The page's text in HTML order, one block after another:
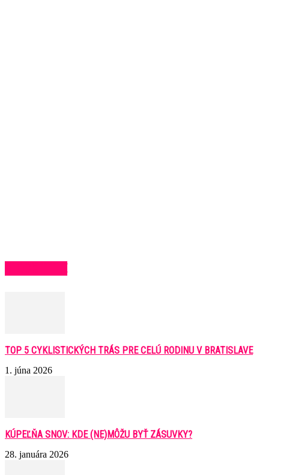
TOP 5 CYKLISTICKÝCH TRÁS PRE CELÚ RODINU V BRATISLAVE
1. júna 2026
KÚPEĽŇA SNOV: KDE (NE)MÔŽU BYŤ ZÁSUVKY?
28. januára 2026